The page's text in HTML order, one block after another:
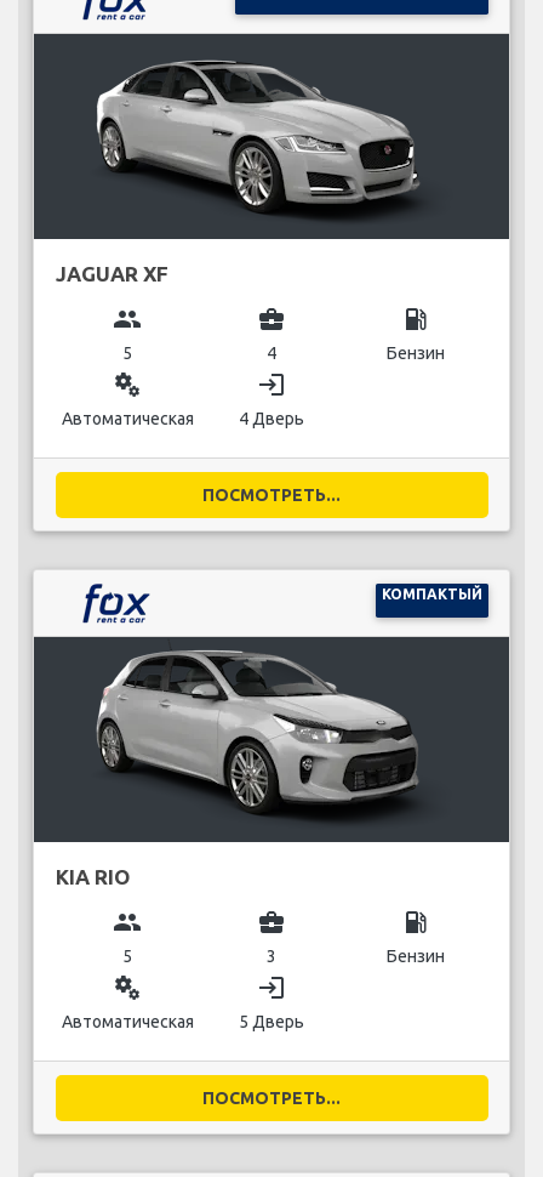
JAGUAR XF
group
5
business_center
4
local_gas_station
Бензин
miscellaneous_services
Автоматическая
login
4 Дверь
ПОСМОТРЕТЬ...
КОМПАКТЫЙ
KIA RIO
group
5
business_center
3
local_gas_station
Бензин
miscellaneous_services
Автоматическая
login
5 Дверь
ПОСМОТРЕТЬ...